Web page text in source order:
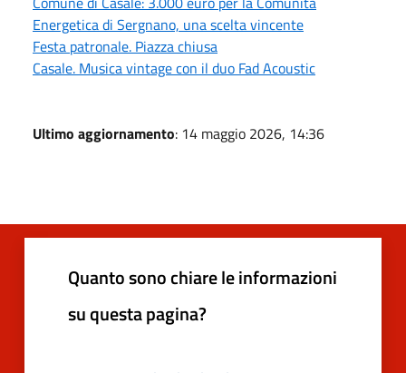
Energetica di Sergnano, una scelta vincente
Festa patronale. Piazza chiusa
Casale. Musica vintage con il duo Fad Acoustic
Ultimo aggiornamento: 14 maggio 2026, 14:36
Quanto sono chiare le informazioni
su questa pagina?